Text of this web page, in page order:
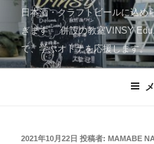
ッ
プ
日本酒・クラフトビールに込
ぎます。 併設の教室VINSY
で、学ぶオトナを応援します。
投
2021年10月22日 投稿者: MAMABE